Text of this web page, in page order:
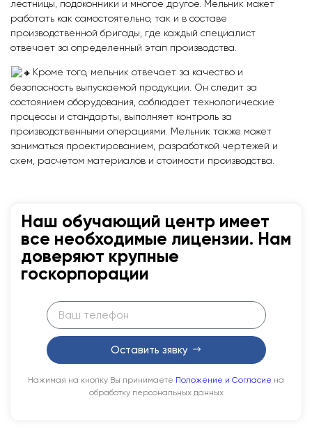
лестницы, подоконники и многое другое. Мельник может
работать как самостоятельно, так и в составе
производственной бригады, где каждый специалист
отвечает за определенный этап производства.
Кроме того, мельник отвечает за качество и
безопасность выпускаемой продукции. Он следит за
состоянием оборудования, соблюдает технологические
процессы и стандарты, выполняет контроль за
производственными операциями. Мельник также может
заниматься проектированием, разработкой чертежей и
схем, расчетом материалов и стоимости производства.
Наш обучающий центр имеет
все необходимые лицензии. Нам
доверяют крупные
госкорпорации
Оставить зявку
Нажимая на кнопку Вы принимаете Положение и Согласие на
обработку персональных данных